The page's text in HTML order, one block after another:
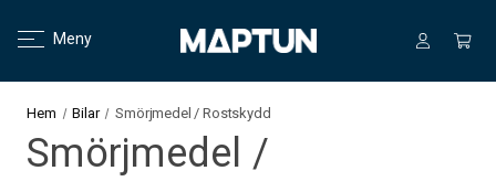
Meny
Hem Bilar Smörjmedel / Rostskydd
Smörjmedel /